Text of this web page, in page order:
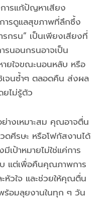
ารแก้ปัญหาเสียง
ารดูแลสุขภาพที่ลึกซึ้ง
กรน” เป็นเพียงเสียงที่
นอนกรนอาจเป็น
ยใจขณะนอนหลับ หรือ
เจนซ้ำๆ ตลอดคืน ส่งผล
ยไม่รู้ตัว
ย่างเหมาะสม คุณอาจตื่น
ดศีรษะ หรือโฟกัสงานได้
เป้าหมายไม่ใช่แค่การ
แต่เพื่อคืนคุณภาพการ
วใจ และช่วยให้คุณตื่น
ร้อมลุยงานในทุก ๆ วัน